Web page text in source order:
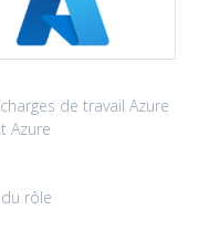
de travail Azure
Azure
rôle